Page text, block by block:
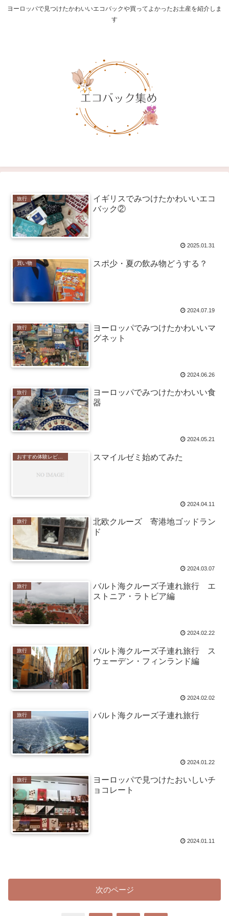
ヨーロッパで見つけたかわいいエコバックや買ってよかったお土産を紹介しま
す
旅行
イギリスでみつけたかわいいエコ
バック②
2025.01.31
買い物 スポ少・夏の飲み物どうする？
2024.07.19
旅行
ヨーロッパでみつけたかわいいマ
グネット
2024.06.26
旅行
ヨーロッパでみつけたかわいい食
器
2024.05.21
スマイルゼミ始めてみた
2024.04.11
旅行
北欧クルーズ 寄港地ゴッドラン
ド
2024.03.07
旅行
バルト海クルーズ子連れ旅行 エ
ストニア・ラトビア編
2024.02.22
旅行
バルト海クルーズ子連れ旅行 ス
ウェーデン・フィンランド編
2024.02.02
旅行 バルト海クルーズ子連れ旅行
2024.01.22
旅行
ヨーロッパで見つけたおいしいチ
ョコレート
2024.01.11
次のページ